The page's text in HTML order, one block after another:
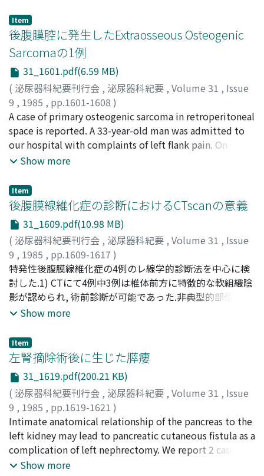
cancer. She was diagnosed to have hyperparathyroidism
from hypercalcemia, hypophosphatemia and a small
tumor in the neck. Left upper parathyroid and a
lymphnode beside the left lower part of the thyroid
were extirpated. Pathological examination revealed the
former as adenoma and the later as metastasis of
thyroid cancer. Since multiple pancreatic tumors and
pituitary tumor were later detected, she was diagnosed
to have type I MEN. Recently, her serum calcium level
again elevated. A 27-year-old male visited our clinic
with complaints of multiple tongue tumors, malfanoid
hypertrophy, everted eyelids and prognathism. This
characteristic subjective picture made type IIb MEN
doubtful. Medullary thyroid cancer was discovered, but
pheochromocytomas could not be found.
Item
後腹膜腔に発生したExtraosseous Osteogenic
Sarcomaの1例
31_1601.pdf(6.59 MB)
( 泌尿器科紀要刊行会 , 泌尿器科紀要 , Volume 31 , Issue
9 , 1985 , pp.1601-1608 )
平野, 敦之;小川, 隆敏;上門, 康成;吉田, 利彦;HIRANO,
Atsuyuki;OGAWA, Takatoshi;UEKADO, Yasunari;
YOSHIDA, Toshihiko
A case of primary osteogenic sarcoma in retroperitoneal
space is reported. A 33-year-old man was admitted to
our hospital with complaints of left flank pain. On
examination, a large tumor was found in the left
patient was treated with combined chemotherapy by
the regimen of cyclophosphamide, vincristine,
adriamycin and dimethyl triazeno-imidazole
carboxamide (CYVADIC). He has been well for more than
ten months without recurrence. Extraosseous
osteogenic sarcoma of the soft tissue is extremely rare,
and only 7 cases have been reported in Japan. In
general, the prognosis of patients has been very poor
with surgery, radiotherapy or chemotherapy alone. A
suitable combination chemotherapy or radiotherapy or
prolonging survival, and even obtaining a possible cure.
Show more
Item
後腹膜線維化症の診断におけるCTscanの意義
31_1609.pdf(10.98 MB)
( 泌尿器科紀要刊行会 , 泌尿器科紀要 , Volume 31 , Issue
9 , 1985 , pp.1609-1617 )
荒井, 陽一;谷口, 隆信;郭, 俊逸;ARAI, Yoichi;TANIGUCHI,
Takanobu;KAKU, Shunitsu
特発性後腹膜線維化症の4例のレ線学的診断法を中心に検
討した.1) CTにて4例中3例は椎体前方に特徴的な軟組織陰
影が認められ, 術前診断が可能であった.非典型的部位にみ
られた1例は腫瘍との鑑別が困難であった.2) 4例のfollow
された.3) CT上は悪性腫瘍との鑑別がとくに重要である.4)
後腹膜線維化症の診断・follow upにはCT scanがきわめて
有用である
Show more
Item
左腎摘除術後に生じた膵瘻
31_1619.pdf(200.21 KB)
( 泌尿器科紀要刊行会 , 泌尿器科紀要 , Volume 31 , Issue
9 , 1985 , pp.1619-1621 )
増田, 富士男;菱沼, 秀雄;飯塚, 典男;MASUDA, Fujio;
HISHINUMA, Hideo; IIZUKA, Norio
Intimate anatomical relationship of the pancreas to the
left kidney may lead to pancreatic cutaneous fistula as a
complication of left nephrectomy. We report 2 cases of
pancreatic cutaneous fistulas that developed as a result
Show more